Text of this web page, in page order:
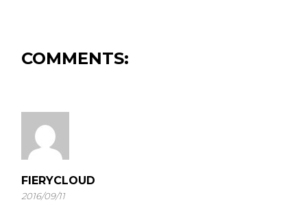
COMMENTS:
FIERYCLOUD
2016/09/11